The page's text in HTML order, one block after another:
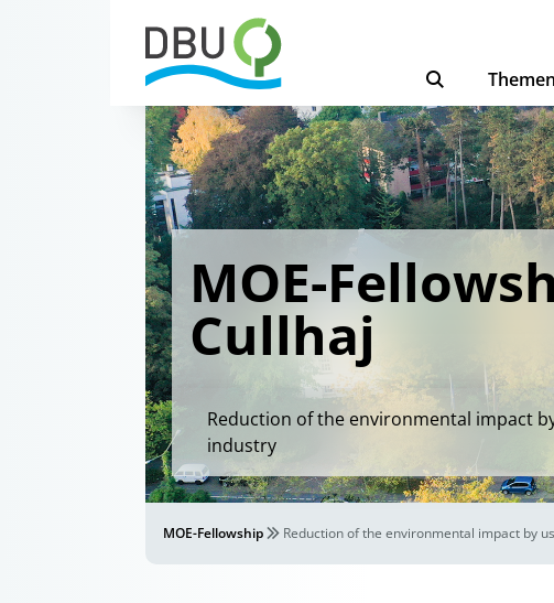
Themen
MOE-
Cullhaj
Reduction of the environmental impact
industry
MOE-Fellowship Reduction of the environmental impact by